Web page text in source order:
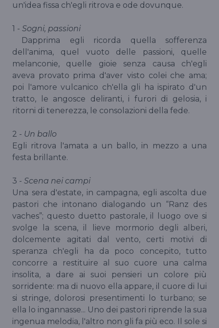
un'idea fissa ch'egli ritrova e ode dovunque.
1 - Sogni, passioni
Dapprima egli ricorda quella sofferenza
dell'anima, quel vuoto delle passioni, quelle
melanconie, quelle gioie senza causa ch'egli
aveva provato prima d'aver visto colei che ama;
poi l'amore vulcanico ch'ella gli ha ispirato d'un
tratto, le angosce deliranti, i furori di gelosia, i
ritorni di tenerezza, le consolazioni della fede.
2 - Un ballo
Egli ritrova l'amata a un ballo, in mezzo a una
festa brillante.
3 - Scena nei campi
Una sera d'estate, in campagna, egli ascolta due
pastori che intonano dialogando un “Ranz des
vaches”; questo duetto pastorale, il luogo ove si
svolge la scena, il lieve mormorio degli alberi,
dolcemente agitati dal vento, certi motivi di
speranza ch'egli ha da poco concepito, tutto
concorre a restituire al suo cuore una calma
insolita, a dare ai suoi pensieri un colore più
sorridente: ma di nuovo ella appare, il cuore di lui
si stringe, dolorosi presentimenti lo turbano; se
ella lo ingannasse... Uno dei pastori riprende la sua
ingenua melodia, l'altro non gli fa più eco. Il sole si